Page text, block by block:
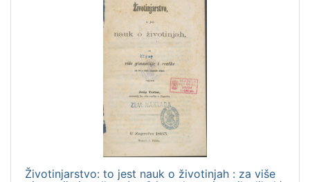
Životinjarstvo: to jest nauk o životinjah : za više